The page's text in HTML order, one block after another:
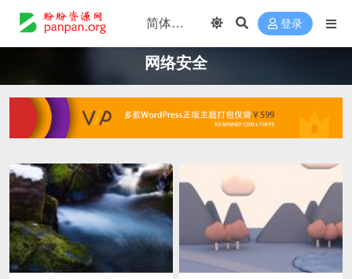
登录
网络安全